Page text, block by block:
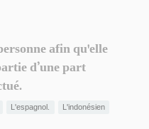
afin qu'elle
d’une part
L'espagnol.
L'indonésien